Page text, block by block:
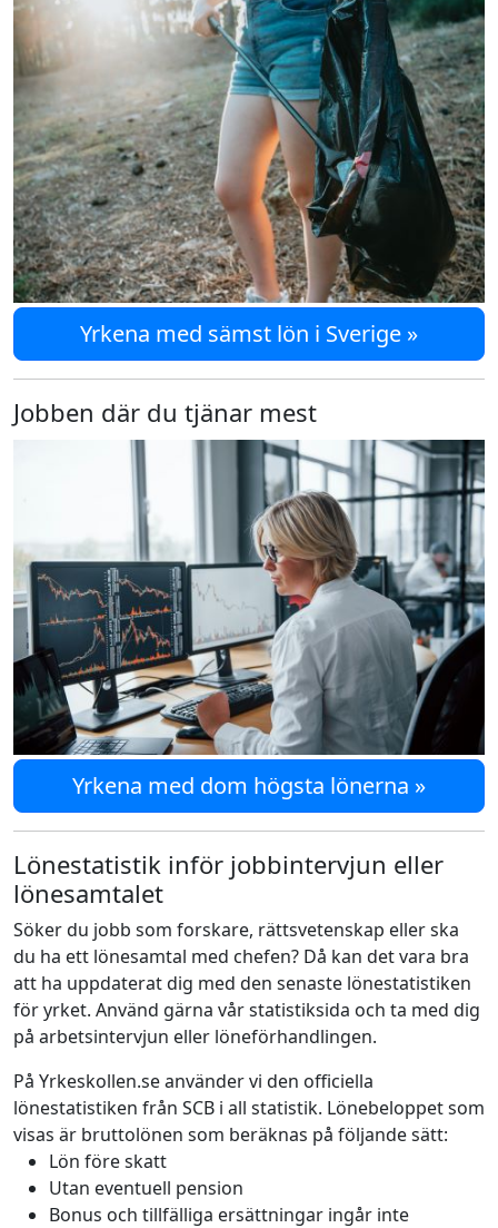
Yrkena med sämst lön i Sverige »
Jobben där du tjänar mest
Yrkena med dom högsta lönerna »
Lönestatistik inför jobbintervjun eller
lönesamtalet
Söker du jobb som forskare, rättsvetenskap eller ska
du ha ett lönesamtal med chefen? Då kan det vara bra
att ha uppdaterat dig med den senaste lönestatistiken
för yrket. Använd gärna vår statistiksida och ta med dig
på arbetsintervjun eller löneförhandlingen.
På Yrkeskollen.se använder vi den officiella
lönestatistiken från SCB i all statistik. Lönebeloppet som
visas är bruttolönen som beräknas på följande sätt:
Lön före skatt
Utan eventuell pension
Bonus och tillfälliga ersättningar ingår inte